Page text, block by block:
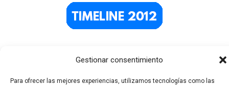
Gestionar consentimiento
Para ofrecer las mejores experiencias, utilizamos tecnologías como las